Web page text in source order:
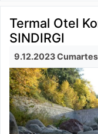
Termal Otel
SINDIRGI
9.12.2023